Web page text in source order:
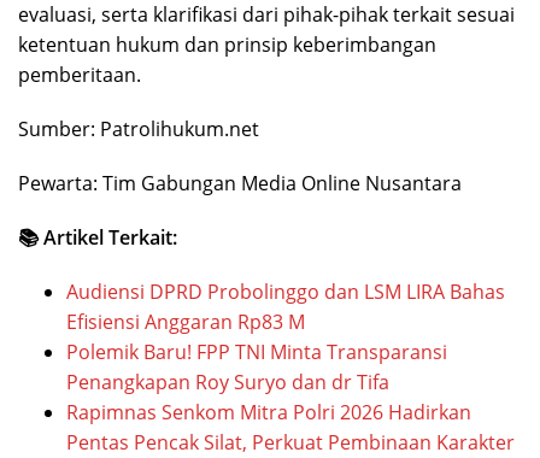
evaluasi, serta klarifikasi dari pihak-pihak terkait sesuai
ketentuan hukum dan prinsip keberimbangan
pemberitaan.
Sumber: Patrolihukum.net
Pewarta: Tim Gabungan Media Online Nusantara
📚 Artikel Terkait:
Audiensi DPRD Probolinggo dan LSM LIRA Bahas
Efisiensi Anggaran Rp83 M
Polemik Baru! FPP TNI Minta Transparansi
Penangkapan Roy Suryo dan dr Tifa
Rapimnas Senkom Mitra Polri 2026 Hadirkan
Pentas Pencak Silat, Perkuat Pembinaan Karakter